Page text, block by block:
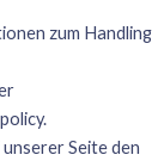
zum Handling
.
Seite den